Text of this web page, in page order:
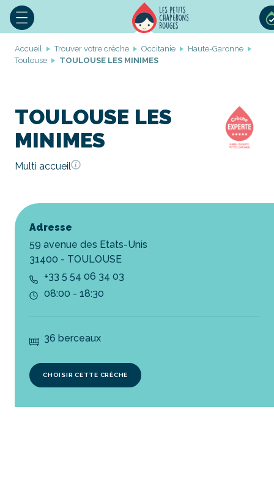
Accueil Trouver votre crèche Occitanie
Haute-Garonne
Toulouse
TOULOUSE LES MINIMES
TOULOUSE LES
MINIMES
Multi accueil
Adresse
59 avenue des Etats-Unis
31400 - TOULOUSE
+33 5 54 06 34 03
08:00 - 18:30
36 berceaux
CHOISIR CETTE CRÈCHE